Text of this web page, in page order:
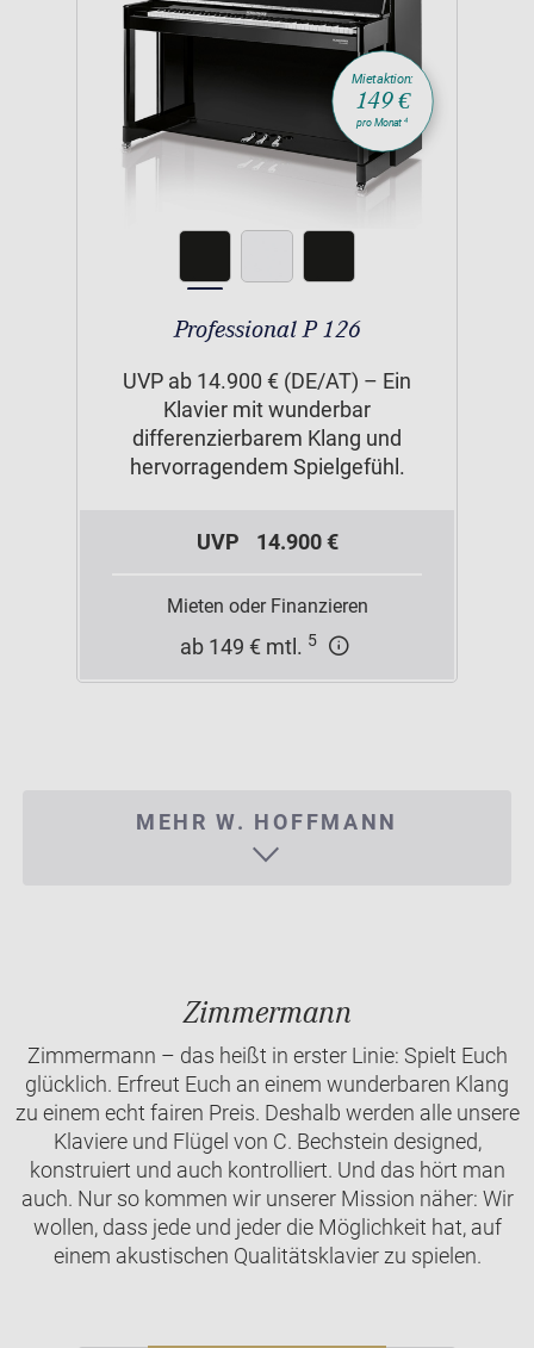
Mietaktion:
149 €
pro Monat4
Professional P 126
UVP ab 14.900 € (DE/AT) – Ein
Klavier mit wunderbar
differenzierbarem Klang und
hervorragendem Spielgefühl.
UVP 14.900 €
Mieten oder Finanzieren
ab 149 € mtl. 5
MEHR W. HOFFMANN
Zimmermann
Zimmermann – das heißt in erster Linie: Spielt Euch
glücklich. Erfreut Euch an einem wunderbaren Klang
zu einem echt fairen Preis. Deshalb werden alle unsere
Klaviere und Flügel von C. Bechstein designed,
konstruiert und auch kontrolliert. Und das hört man
auch. Nur so kommen wir unserer Mission näher: Wir
wollen, dass jede und jeder die Möglichkeit hat, auf
einem akustischen Qualitätsklavier zu spielen.